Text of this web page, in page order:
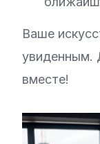
Ваше
увиденным.
вместе!